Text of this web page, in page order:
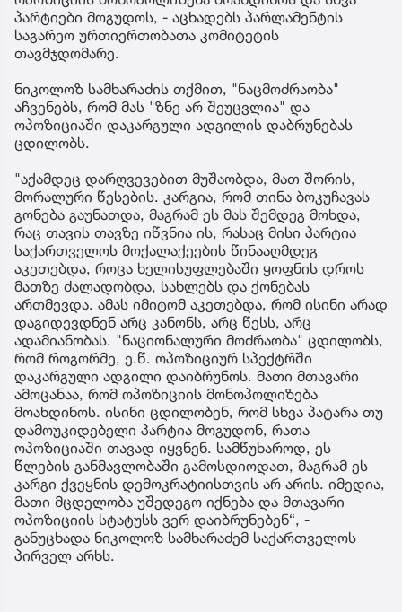
პარტიები მოგუდოს, - აცხადებს პარლამენტის
საგარეო ურთიერთობათა კომიტეტის
თავმჯდომარე.
ნიკოლოზ სამხარაძის თქმით, "ნაცმოძრაობა"
აჩვენებს, რომ მას "ზნე არ შეუცვლია" და
ოპოზიციაში დაკარგული ადგილის დაბრუნებას
ცდილობს.
"აქამდეც დარღვევებით მუშაობდა, მათ შორის,
მორალური წესების. კარგია, რომ თინა ბოკუჩავას
გონება გაუნათდა, მაგრამ ეს მას შემდეგ მოხდა,
რაც თავის თავზე იწვნია ის, რასაც მისი პარტია
საქართველოს მოქალაქეების წინააღმდეგ
აკეთებდა, როცა ხელისუფლებაში ყოფნის დროს
მათზე ძალადობდა, სახლებს და ქონებას
ართმევდა. ამას იმიტომ აკეთებდა, რომ ისინი არად
დაგიდევდნენ არც კანონს, არც წესს, არც
ადამიანობას. "ნაციონალური მოძრაობა" ცდილობს,
რომ როგორმე, ე.წ. ოპოზიციურ სპექტრში
დაკარგული ადგილი დაიბრუნოს. მათი მთავარი
ამოცანაა, რომ ოპოზიციის მონოპოლიზება
მოახდინოს. ისინი ცდილობენ, რომ სხვა პატარა თუ
დამოუკიდებელი პარტია მოგუდონ, რათა
ოპოზიციაში თავად იყვნენ. სამწუხაროდ, ეს
წლების განმავლობაში გამოსდიოდათ, მაგრამ ეს
კარგი ქვეყნის დემოკრატიისთვის არ არის. იმედია,
მათი მცდელობა უშედეგო იქნება და მთავარი
ოპოზიციის სტატუსს ვერ დაიბრუნებენ“, -
განუცხადა ნიკოლოზ სამხარაძემ საქართველოს
პირველ არხს.